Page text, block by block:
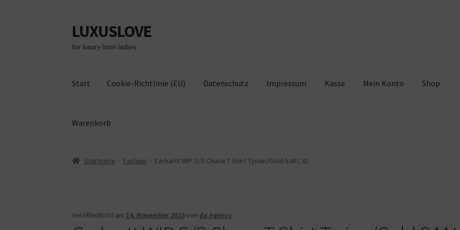
Zur
Navigation
springen
Zum
Inhalt
springen
LUXUSLOVE
for luxury lovin ladies
Start Cookie-Richtlinie (EU) Datenschutz Impressum Kasse Mein Konto Shop
Warenkorb
Start Cookie-Richtlinie (EU) Datenschutz Impressum Kasse Mein Konto
Startseite Fashion Carhartt WIP S/S Chase T Shirt Tyrian/Gold S M L XL
Veröffentlicht am 14. November 2023von da Agency